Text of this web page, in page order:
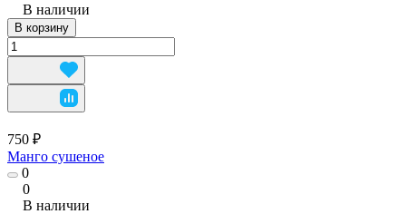
В наличии
В корзину
750 ₽
Манго сушеное
0
0
В наличии